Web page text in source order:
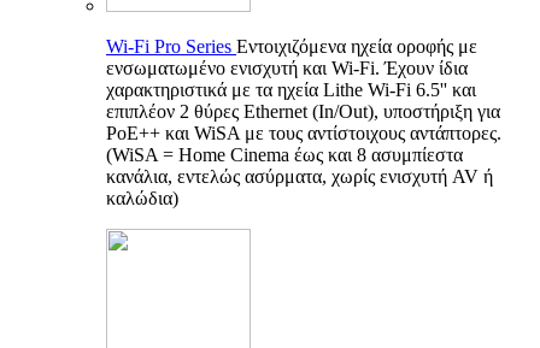
Wi-Fi Pro Series Εντοιχιζόμενα ηχεία οροφής με
ενσωματωμένο ενισχυτή και Wi-Fi. Έχουν ίδια
χαρακτηριστικά με τα ηχεία Lithe Wi-Fi 6.5'' και
επιπλέον 2 θύρες Ethernet (In/Out), υποστήριξη για
PoE++ και WiSA με τους αντίστοιχους αντάπτορες.
(WiSA = Home Cinema έως και 8 ασυμπίεστα
κανάλια, εντελώς ασύρματα, χωρίς ενισχυτή AV ή
καλώδια)